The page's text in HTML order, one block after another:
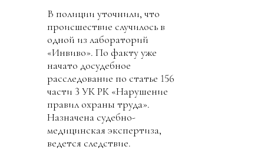
В полиции уточнили, что
происшествие случилось в
одной из лабораторий
«Инвиво». По факту уже
начато досудебное
расследование по статье 156
части 3 УК РК «Нарушение
правил охраны труда».
Назначена судебно-
медицинская экспертиза,
ведется следствие.